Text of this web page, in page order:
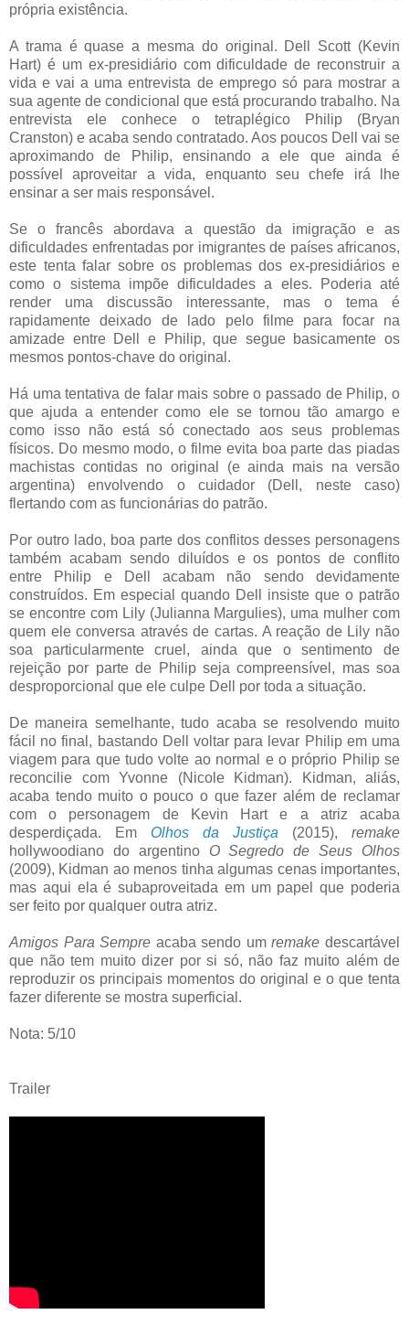
própria existência.
A trama é quase a mesma do original. Dell Scott (Kevin
Hart) é um ex-presidiário com dificuldade de reconstruir a
vida e vai a uma entrevista de emprego só para mostrar a
sua agente de condicional que está procurando trabalho. Na
entrevista ele conhece o tetraplégico Philip (Bryan
Cranston) e acaba sendo contratado. Aos poucos Dell vai se
aproximando de Philip, ensinando a ele que ainda é
possível aproveitar a vida, enquanto seu chefe irá lhe
ensinar a ser mais responsável.
Se o francês abordava a questão da imigração e as
dificuldades enfrentadas por imigrantes de países africanos,
este tenta falar sobre os problemas dos ex-presidiários e
como o sistema impõe dificuldades a eles. Poderia até
render uma discussão interessante, mas o tema é
rapidamente deixado de lado pelo filme para focar na
amizade entre Dell e Philip, que segue basicamente os
mesmos pontos-chave do original.
Há uma tentativa de falar mais sobre o passado de Philip, o
que ajuda a entender como ele se tornou tão amargo e
como isso não está só conectado aos seus problemas
físicos. Do mesmo modo, o filme evita boa parte das piadas
machistas contidas no original (e ainda mais na versão
argentina) envolvendo o cuidador (Dell, neste caso)
flertando com as funcionárias do patrão.
Por outro lado, boa parte dos conflitos desses personagens
também acabam sendo diluídos e os pontos de conflito
entre Philip e Dell acabam não sendo devidamente
construídos. Em especial quando Dell insiste que o patrão
se encontre com Lily (Julianna Margulies), uma mulher com
quem ele conversa através de cartas. A reação de Lily não
soa particularmente cruel, ainda que o sentimento de
rejeição por parte de Philip seja compreensível, mas soa
desproporcional que ele culpe Dell por toda a situação.
De maneira semelhante, tudo acaba se resolvendo muito
fácil no final, bastando Dell voltar para levar Philip em uma
viagem para que tudo volte ao normal e o próprio Philip se
reconcilie com Yvonne (Nicole Kidman). Kidman, aliás,
acaba tendo muito o pouco o que fazer além de reclamar
com o personagem de Kevin Hart e a atriz acaba
desperdiçada. Em Olhos da Justiça (2015), remake
hollywoodiano do argentino O Segredo de Seus Olhos
(2009), Kidman ao menos tinha algumas cenas importantes,
mas aqui ela é subaproveitada em um papel que poderia
ser feito por qualquer outra atriz.
Amigos Para Sempre acaba sendo umremakedescartável
que não tem muito dizer por si só, não faz muito além de
reproduzir os principais momentos do original e o que tenta
fazer diferente se mostra superficial.
Nota: 5/10
Trailer